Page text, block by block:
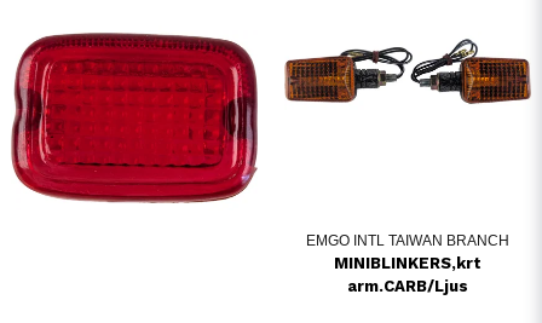
EMGO INTL TAIWAN BRANCH
MINIBLINKERS,krt
arm.CARB/Ljus